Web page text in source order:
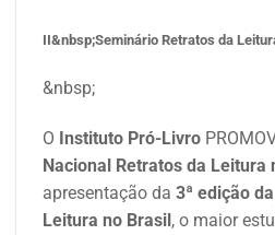
II&nbsp;Seminário Retratos da
&nbsp;
O Instituto Pró-Livro
Nacional Retratos da Leitura
apresentação da 3ª edição
Leitura no Brasil, o maior